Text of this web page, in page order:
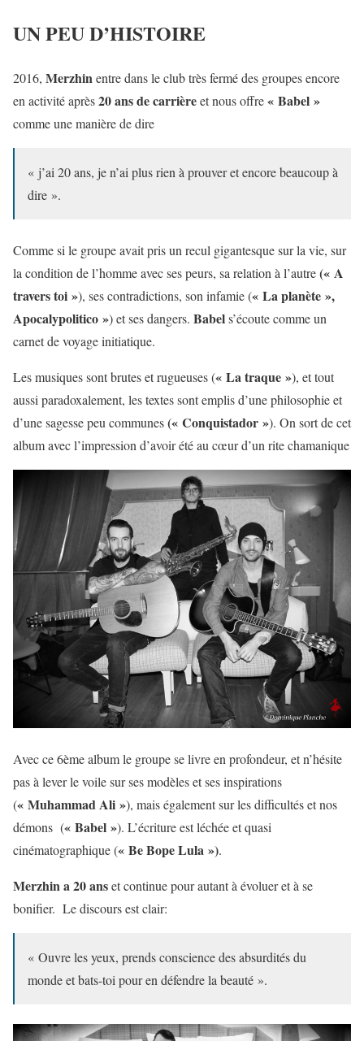
UN PEU D’HISTOIRE
2016, Merzhinentre dans le club très fermé des groupes encore
en activité après20 ans de carrièreet nous offre« Babel »
comme une manière de dire
« j’ai 20 ans, je n’ai plus rien à prouver et encore beaucoup à
dire ».
Comme si le groupe avait pris un recul gigantesque sur la vie, sur
la condition de l’homme avec ses peurs, sa relation à l’autre(« A
travers toi »), ses contradictions, son infamie (« La planète »,
Apocalypolitico ») et ses dangers. Babels’écoute comme un
carnet de voyage initiatique.
Les musiques sont brutes et rugueuses (« La traque »), et tout
aussi paradoxalement, les textes sont emplis d’une philosophie et
d’une sagesse peu communes(« Conquistador »). On sort de cet
album avec l’impression d’avoir été au cœur d’un rite chamanique
Avec ce 6ème album le groupe se livre en profondeur, et n’hésite
pas à lever le voile sur ses modèles et ses inspirations
(« Muhammad Ali »), mais également sur les difficultés et nos
démons (« Babel »). L’écriture est léchée et quasi
cinématographique (« Be Bope Lula »).
Merzhin a 20 anset continue pour autant à évoluer et à se
bonifier. Le discours est clair:
« Ouvre les yeux, prends conscience des absurdités du
monde et bats-toi pour en défendre la beauté ».